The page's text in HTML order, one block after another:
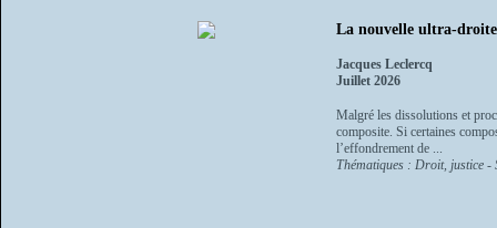
La nouvelle ultra-droite
Jacques Leclercq
Juillet 2026
Malgré les dissolutions et
composite. Si certaines
l’effondrement de ...
Thématiques : Droit, justice -